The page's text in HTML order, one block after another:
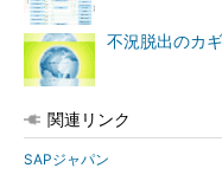
不況脱出のカ
関連リンク
SAPジャパン